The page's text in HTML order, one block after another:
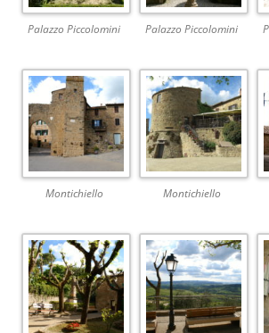
Palazzo Piccolomini Palazzo Piccolomini
Montichiello Montichiello